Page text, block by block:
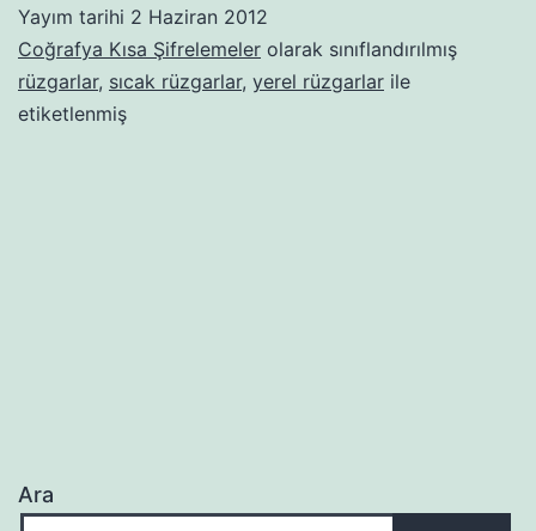
Yayım tarihi 2 Haziran 2012
Coğrafya Kısa Şifrelemeler olarak sınıflandırılmış
rüzgarlar, sıcak rüzgarlar, yerel rüzgarlar ile
etiketlenmiş
Ara